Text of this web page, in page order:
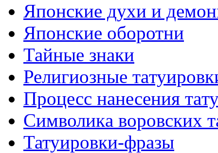
Японские духи и
Японские оборотни
Тайные знаки
Религиозные
Процесс нанесения
Символикa воровских
Татуировки-фразы